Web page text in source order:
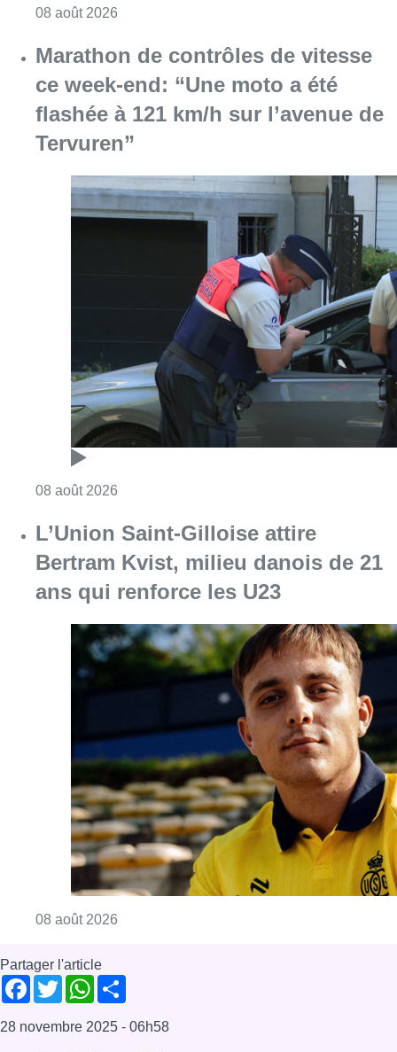
08 août 2026
Marathon de contrôles de vitesse
ce week-end: “Une moto a été
flashée à 121 km/h sur l’avenue de
Tervuren”
08 août 2026
L’Union Saint-Gilloise attire
Bertram Kvist, milieu danois de 21
ans qui renforce les U23
08 août 2026
Partager l'article
Facebook
TwitterWhatsApp
28 novembre 2025 - 06h58